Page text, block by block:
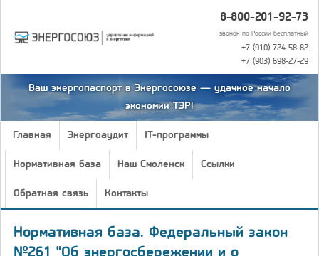
8-800-201-92-73
звонок по России бесплатный
+7 (910) 724-58-82
+7 (903) 698-27-29
Ваш энергопаспорт в Энергосоюзе — удачное начало
экономии ТЭР!
Главная Энергоаудит IT-программы
Нормативная база Наш Смоленск Ссылки
Обратная связь Контакты
Нормативная база. Федеральный закон